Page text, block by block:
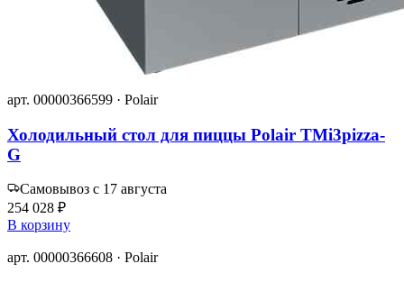
арт. 00000366599 · Polair
Холодильный стол для пиццы Polair TMi3pizza-
G
Самовывоз с 17 августа
254 028 ₽
В корзину
арт. 00000366608 · Polair